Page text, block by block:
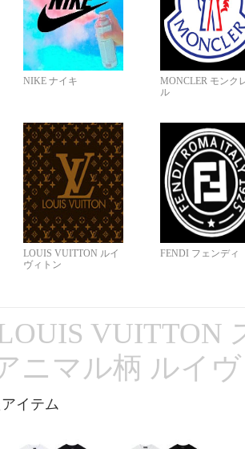
NIKE ナイキ
MONCLER モンク
ル
LOUIS VUITTON ルイ
ヴィトン
FENDI フェンディ
VUITTON
ニマル柄 ルイ
イテム